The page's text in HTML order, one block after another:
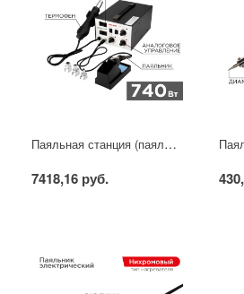
Паяльная станция (паяльник + фен), модель R852AD+, 100-500°C, LED дисплей REXANT
7418,16 руб.